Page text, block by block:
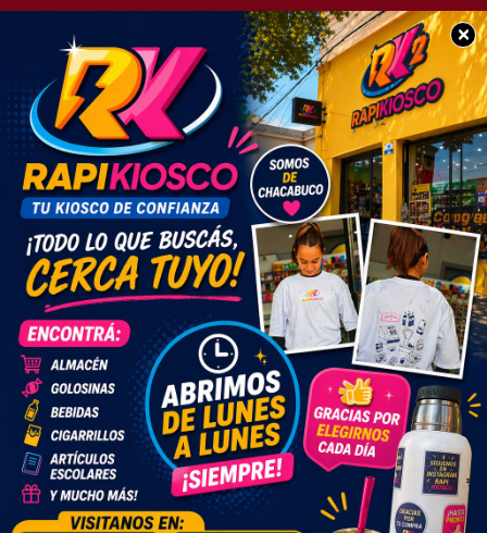
×
POLICIALES
Tremendo accidente
deja como saldo un
camionero fallecido